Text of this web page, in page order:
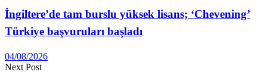
İngiltere’de tam burslu yüksek lisans; ‘Chevening’
Türkiye başvuruları başladı
04/08/2026
Next Post